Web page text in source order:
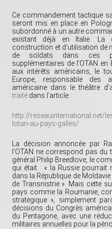
Ce commandement tactique
seront mis en place en
subordonné à un autre
existant déjà en Italie. La
construction et d’utilisation de
de soldats dans ces
supplémentaires de l’OTAN
aux intérêts américains, le
Europe, responsable des
américaine dans le théâtre
traité dans l’article :
http://reseauinternational.net/
lotan-au-pays-galles/
La décision annoncée par
l’OTAN ne correspond pas
général Philip Breedlove, le
qui était : « la Russie pourrait
dans la République de
de Transnistrie ». Mais cette
pays comme la Roumanie,
stratégique », simplement
décisions du Congrès
du Pentagone, avec une
militaires annuelles pour la